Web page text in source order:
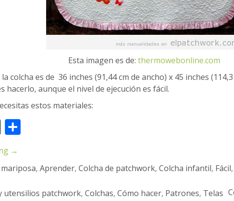
Esta imagen es de:thermowebonline.com
colcha es de 36 inches (91,44 cm de ancho) x 45 inches
hacerlo, aunque el nivel de ejecución es fácil.
estos materiales:
EmailCompartir
→
, Aprender, Colcha de patchwork, Colcha infantil, Fácil,
utensilios patchwork, Colchas, Cómo hacer, Patrones, Telas